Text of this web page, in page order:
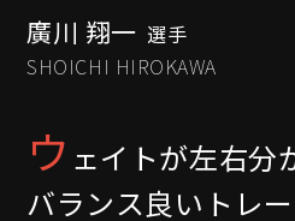
廣川 翔一 選手
SHOICHI HIROKAWA
ウ ェイトが左右分
バランス良いトレ